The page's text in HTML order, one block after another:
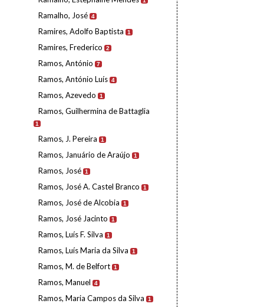
Ramalho, José 4
Ramires, Adolfo Baptista 1
Ramires, Frederico 2
Ramos, António 7
Ramos, António Luís 4
Ramos, Azevedo 1
Ramos, Guilhermina de Battaglia
1
Ramos, J. Pereira 1
Ramos, Januário de Araújo 1
Ramos, José 1
Ramos, José A. Castel Branco 1
Ramos, José de Alcobia 1
Ramos, José Jacinto 1
Ramos, Luís F. Silva 1
Ramos, Luís Maria da Silva 1
Ramos, M. de Belfort 1
Ramos, Manuel 4
Ramos, Maria Campos da Silva 1